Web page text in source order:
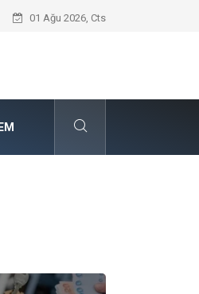
Akrilik Boyama Seti ile Evinizde
01 Ağu 2026, Cts